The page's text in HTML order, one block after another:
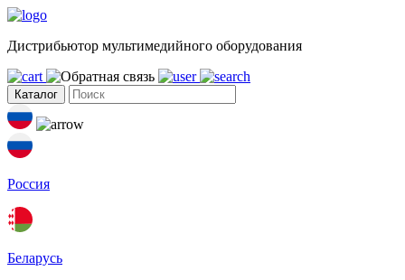
Дистрибьютор мультимедийного оборудования
Каталог
Россия
Беларусь